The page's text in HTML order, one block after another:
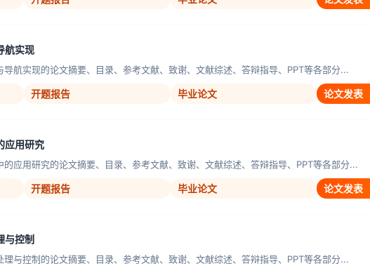
航实现
航实现的论文摘要、目录、参考文献、致谢、文献综述、答辩指导、PPT等各部分...
开题报告 毕业论文 论文发表
应用研究
应用研究的论文摘要、目录、参考文献、致谢、文献综述、答辩指导、PPT等各部分...
开题报告 毕业论文 论文发表
与控制
与控制的论文摘要、目录、参考文献、致谢、文献综述、答辩指导、PPT等各部分...